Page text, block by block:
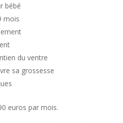
bébé
mois
du ventre
sa grossesse
euros par mois.